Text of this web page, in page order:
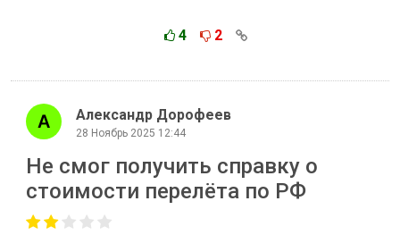
4 2
Александр Дорофеев
28 Ноябрь 2025 12:44
Не смог получить справку о
стоимости перелёта по РФ